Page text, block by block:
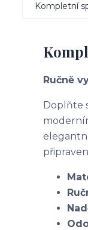
Kompletní
Ručně
Doplňte